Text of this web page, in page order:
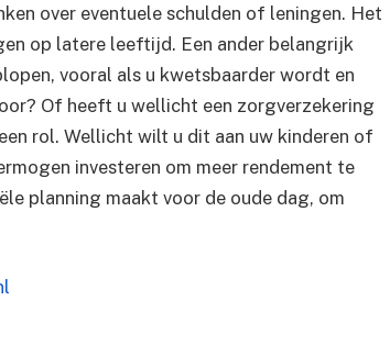
over eventuele schulden of leningen. Het
op latere leeftijd. Een ander belangrijk
vooral als u kwetsbaarder wordt en
Of heeft u wellicht een zorgverzekering
rol. Wellicht wilt u dit aan uw kinderen of
investeren om meer rendement te
planning maakt voor de oude dag, om